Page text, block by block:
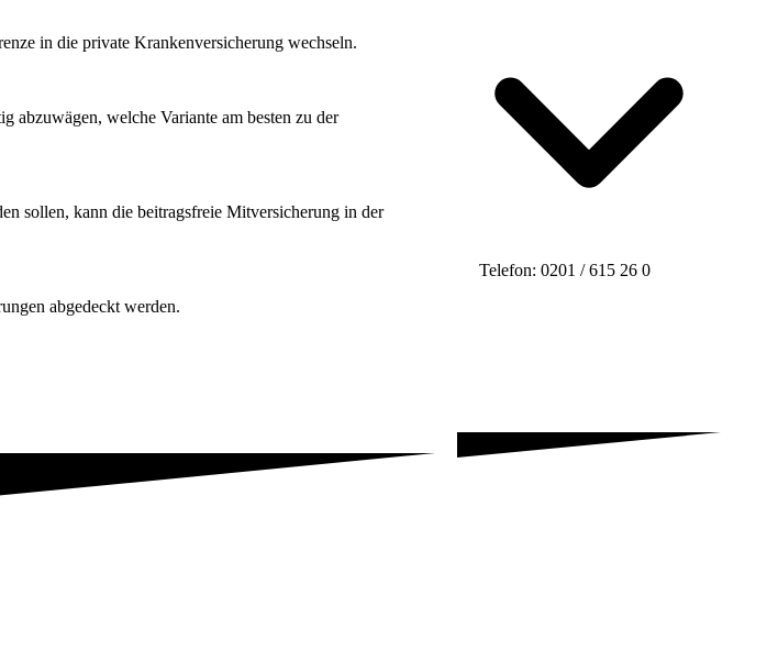
in die private Krankenversicherung wechseln.
abzuwägen, welche Variante am besten zu der
sollen, kann die beitragsfreie Mitversicherung in der
abgedeckt werden.
Telefon: 0201 / 615 26 0